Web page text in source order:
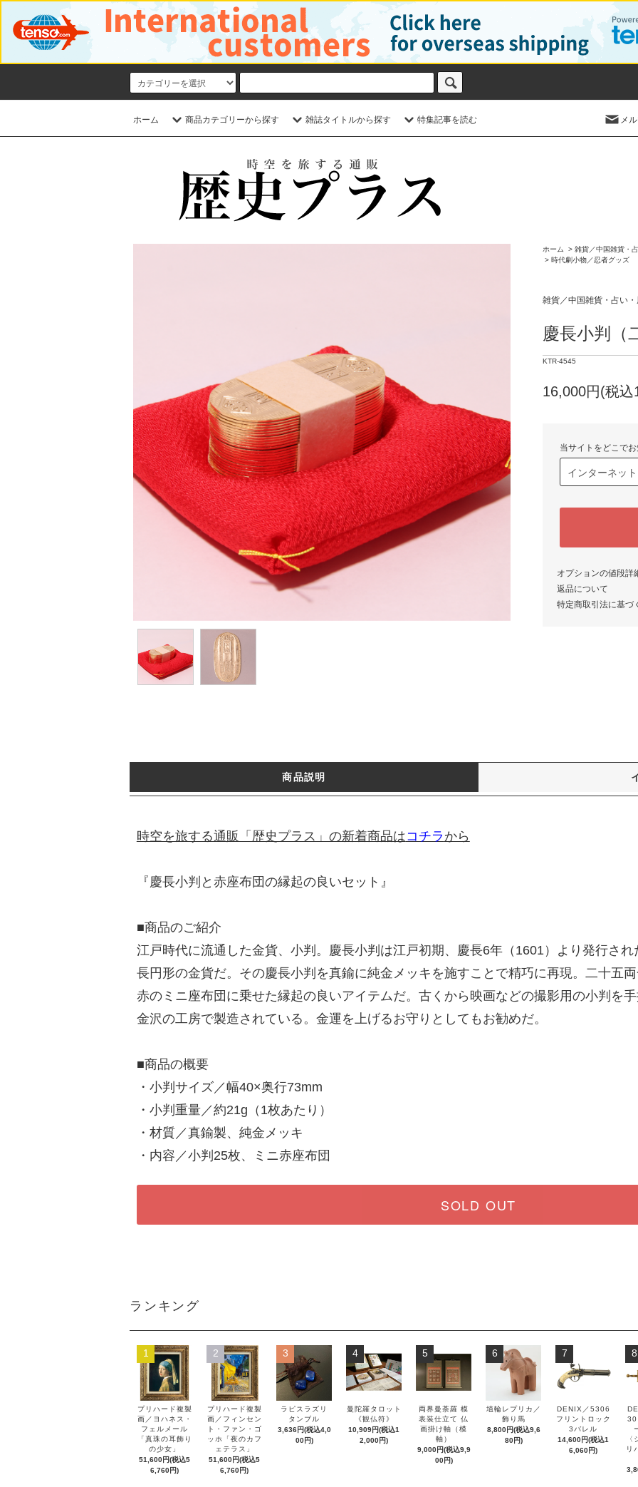
ホーム 商品カテゴリーから探す 雑誌タイトルから探す 特集記事を読む メ
ホーム > 雑貨／中国雑貨・
> 時代劇小物／忍者グッズ
雑貨／中国雑貨・占い
慶長小判（
KTR-4545
16,000円(税込
当サイトをどこで
オプションの値段詳
返品について
特定商取引法に基づ
商品説明
時空を旅する通販「歴史プラス」の新着商品はコチラ から
『慶長小判と赤座布団の縁起の良いセット』
■商品のご紹介
江戸時代に流通した金貨、小判。慶長小判は江戸初期、慶長6年（1601）より発行され
長円形の金貨だ。その慶長小判を真鍮に純金メッキを施すことで精巧に再現。二十五
赤のミニ座布団に乗せた縁起の良いアイテムだ。古くから映画などの撮影用の小判を
金沢の工房で製造されている。金運を上げるお守りとしてもお勧めだ。
■商品の概要
・小判サイズ／幅40×奥行73mm
・小判重量／約21g（1枚あたり）
・材質／真鍮製、純金メッキ
・内容／小判25枚、ミニ赤座布団
SOLD OUT
ランキング
1
プリハード複製
画／ヨハネス・
フェルメール
「真珠の耳飾り
の少女」
51,600円(税込5
6,760円)
2
プリハード複製
画／フィンセン
ト・ファン・ゴ
ッホ「夜のカフ
ェテラス」
51,600円(税込5
6,760円)
3
ラピスラズリ
タンブル
3,636円(税込4,0
00円)
4
曼陀羅タロット
《観仏符》
10,909円(税込1
2,000円)
5
両界曼荼羅 模
表装仕立て 仏
画掛け軸（模
軸）
9,000円(税込9,9
00円)
6
埴輪レプリカ／
飾り馬
8,800円(税込9,6
80円)
7
DENIX／5306
フリントロック
3バレル
14,600円(税込1
6,060円)
8
30
〈
リ